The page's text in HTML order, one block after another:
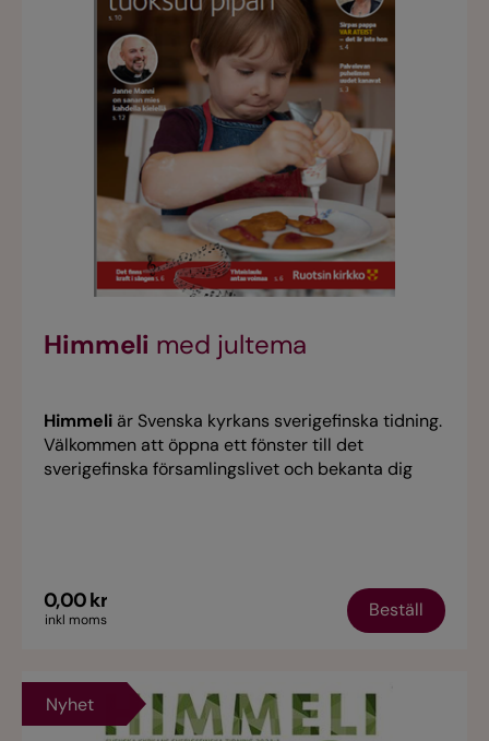
Himmeli med jultema
Himmeli är Svenska kyrkans sverigefinska tidning.
Välkommen att öppna ett fönster till det
sverigefinska församlingslivet och bekanta dig
0,00 kr
inkl moms Beställ
Nyhet